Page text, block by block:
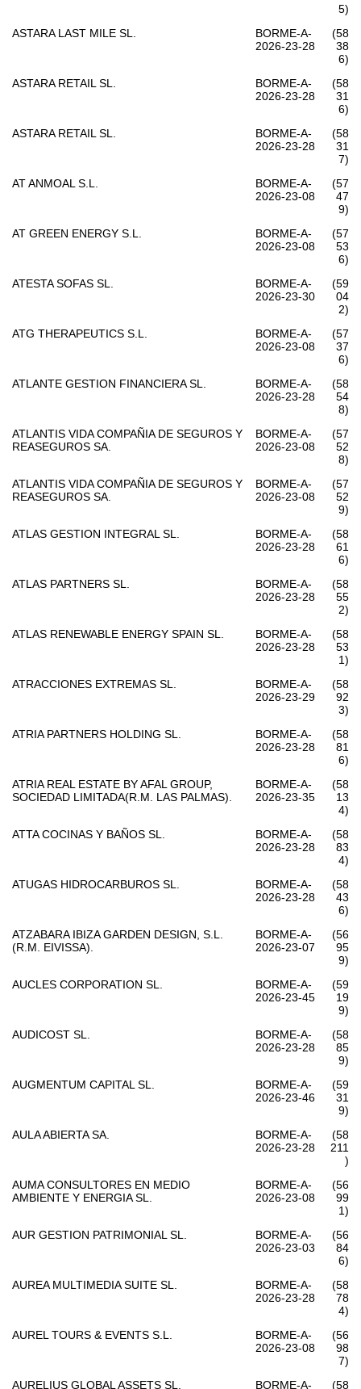
5)
ASTARA LAST MILE SL.
BORME-A-
2026-23-28
(58
38
6)
ASTARA RETAIL SL.
BORME-A-
2026-23-28
(58
31
6)
ASTARA RETAIL SL.
BORME-A-
2026-23-28
(58
31
7)
AT ANMOAL S.L.
BORME-A-
2026-23-08
(57
47
9)
AT GREEN ENERGY S.L.
BORME-A-
2026-23-08
(57
53
6)
ATESTA SOFAS SL.
BORME-A-
2026-23-30
(59
04
2)
ATG THERAPEUTICS S.L.
BORME-A-
2026-23-08
(57
37
6)
ATLANTE GESTION FINANCIERA SL.
BORME-A-
2026-23-28
(58
54
8)
ATLANTIS VIDA COMPAÑIA DE SEGUROS Y
REASEGUROS SA.
BORME-A-
2026-23-08
(57
52
8)
ATLANTIS VIDA COMPAÑIA DE SEGUROS Y
REASEGUROS SA.
BORME-A-
2026-23-08
(57
52
9)
ATLAS GESTION INTEGRAL SL.
BORME-A-
2026-23-28
(58
61
6)
ATLAS PARTNERS SL.
BORME-A-
2026-23-28
(58
55
2)
ATLAS RENEWABLE ENERGY SPAIN SL.
BORME-A-
2026-23-28
(58
53
1)
ATRACCIONES EXTREMAS SL.
BORME-A-
2026-23-29
(58
92
3)
ATRIA PARTNERS HOLDING SL.
BORME-A-
2026-23-28
(58
81
6)
ATRIA REAL ESTATE BY AFAL GROUP,
SOCIEDAD LIMITADA(R.M. LAS PALMAS).
BORME-A-
2026-23-35
(58
13
4)
ATTA COCINAS Y BAÑOS SL.
BORME-A-
2026-23-28
(58
83
4)
ATUGAS HIDROCARBUROS SL.
BORME-A-
2026-23-28
(58
43
6)
ATZABARA IBIZA GARDEN DESIGN, S.L.
(R.M. EIVISSA).
BORME-A-
2026-23-07
(56
95
9)
AUCLES CORPORATION SL.
BORME-A-
2026-23-45
(59
19
9)
AUDICOST SL.
BORME-A-
2026-23-28
(58
85
9)
AUGMENTUM CAPITAL SL.
BORME-A-
2026-23-46
(59
31
9)
AULA ABIERTA SA.
BORME-A-
2026-23-28
(58
211
)
AUMA CONSULTORES EN MEDIO
AMBIENTE Y ENERGIA SL.
BORME-A-
2026-23-08
(56
99
1)
AUR GESTION PATRIMONIAL SL.
BORME-A-
2026-23-03
(56
84
6)
AUREA MULTIMEDIA SUITE SL.
BORME-A-
2026-23-28
(58
78
4)
AUREL TOURS & EVENTS S.L.
BORME-A-
2026-23-08
(56
98
7)
AURELIUS GLOBAL ASSETS SL.
BORME-A- (58